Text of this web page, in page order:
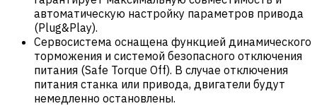
автоматическую настройку параметров привода
(Plug&Play).
Сервосистема оснащена функцией динамического
торможения и системой безопасного отключения
питания (Safe Torque Off). В случае отключения
питания станка или привода, двигатели будут
немедленно остановлены.